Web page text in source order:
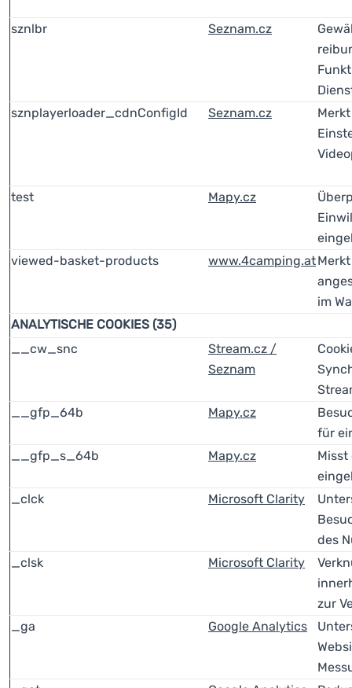
sznlbr Seznam.cz
sznplayerloader_cdnConfigId
Seznam.cz
test Mapy.cz
viewed-basket-products
www.4camping.at
im
ANALYTISCHE COOKIES (35)
__cw_snc
Stream.cz /
Seznam
__gfp_64b
Mapy.cz
für
__gfp_s_64b
Mapy.cz
_clck
Microsoft Clarity
des
_clsk
Microsoft Clarity
zur
_ga
Google Analytics